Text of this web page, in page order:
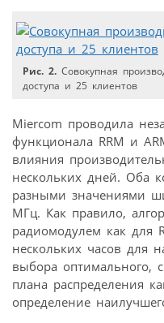
Рис. 2. Совокупная
доступа и 25 клиентов
Miercom проводила
функционала RRM и
влияния
нескольких дней. Оба
разными значениями
МГц. Как правило,
радиомодулем как для
нескольких часов для
выбора оптимального,
плана распределения
определение